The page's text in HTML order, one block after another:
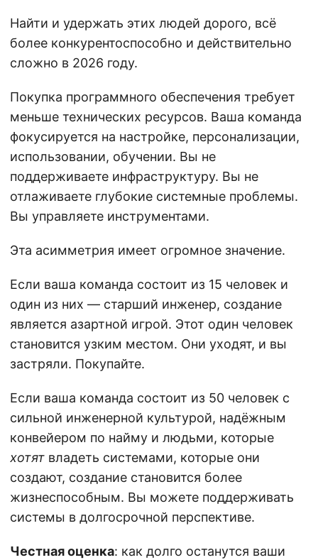
Найти и удержать этих людей дорого, всё
более конкурентоспособно и действительно
сложно в 2026 году.
Покупка программного обеспечения требует
меньше технических ресурсов. Ваша команда
фокусируется на настройке, персонализации,
использовании, обучении. Вы не
поддерживаете инфраструктуру. Вы не
отлаживаете глубокие системные проблемы.
Вы управляете инструментами.
Эта асимметрия имеет огромное значение.
Если ваша команда состоит из 15 человек и
один из них — старший инженер, создание
является азартной игрой. Этот один человек
становится узким местом. Они уходят, и вы
застряли. Покупайте.
Если ваша команда состоит из 50 человек с
сильной инженерной культурой, надёжным
конвейером по найму и людьми, которые
хотят владеть системами, которые они
создают, создание становится более
жизнеспособным. Вы можете поддерживать
системы в долгосрочной перспективе.
Честная оценка: как долго останутся ваши